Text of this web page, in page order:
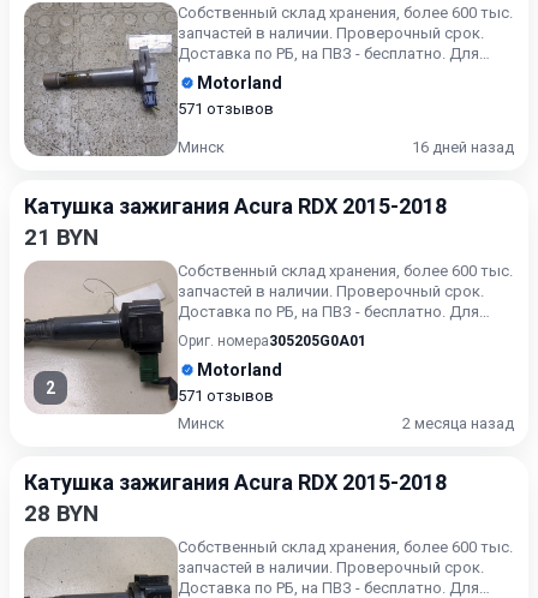
Собственный склад хранения, более 600 тыс.
запчастей в наличии. Проверочный срок.
Доставка по РБ, на ПВЗ - бесплатно. Для
получения актуальн...
Motorland
571 отзывов
Минск 16 дней назад
Катушка зажигания Acura RDX 2015-2018
21 BYN
2
Собственный склад хранения, более 600 тыс.
запчастей в наличии. Проверочный срок.
Доставка по РБ, на ПВЗ - бесплатно. Для
получения актуальн...
Ориг. номера305205G0A01
Motorland
571 отзывов
Минск
2 месяца назад
Катушка зажигания Acura RDX 2015-2018
28 BYN
Собственный склад хранения, более 600 тыс.
запчастей в наличии. Проверочный срок.
Доставка по РБ, на ПВЗ - бесплатно. Для